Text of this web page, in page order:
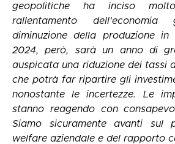
geopolitiche ha inciso
rallentamento
diminuzione della produzione
2024, però, sarà un anno di
auspicata una riduzione dei tassi
che potrà far ripartire gli
nonostante le incertezze. Le
stanno reagendo con
Siamo sicuramente avanti sul
welfare aziendale e del rapporto